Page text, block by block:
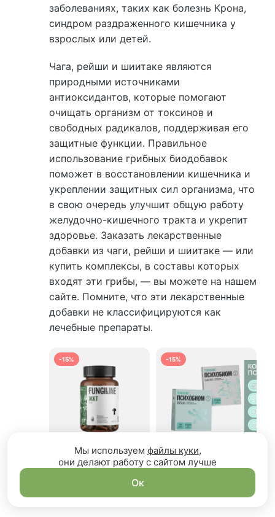
заболеваниях, таких как болезнь Крона,
синдром раздраженного кишечника у
взрослых или детей.
Чага, рейши и шиитаке являются
природными источниками
антиоксидантов, которые помогают
очищать организм от токсинов и
свободных радикалов, поддерживая его
защитные функции. Правильное
использование грибных биодобавок
поможет в восстановлении кишечника и
укреплении защитных сил организма, что
в свою очередь улучшит общую работу
желудочно-кишечного тракта и укрепит
здоровье. Заказать лекарственные
добавки из чаги, рейши и шиитаке — или
купить комплексы, в составы которых
входят эти грибы, — вы можете на нашем
сайте. Помните, что эти лекарственные
добавки не классифицируются как
лечебные препараты.
-15%
4.73 12
Комплекс «ЖКТ»
60 капсул
-15%
5.00 6
2 этапа
Мы используем файлы куки,
они делают работу с сайтом лучше
Ок